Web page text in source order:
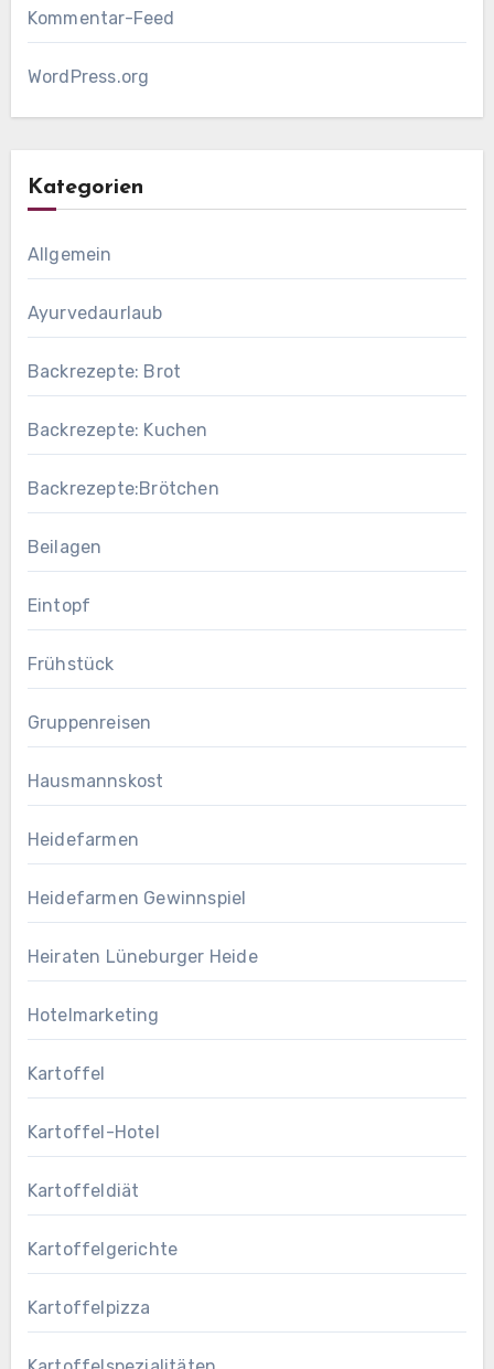
Kommentar-Feed
WordPress.org
Kategorien
Allgemein
Ayurvedaurlaub
Backrezepte: Brot
Backrezepte: Kuchen
Backrezepte:Brötchen
Beilagen
Eintopf
Frühstück
Gruppenreisen
Hausmannskost
Heidefarmen
Heidefarmen Gewinnspiel
Heiraten Lüneburger Heide
Hotelmarketing
Kartoffel
Kartoffel-Hotel
Kartoffeldiät
Kartoffelgerichte
Kartoffelpizza